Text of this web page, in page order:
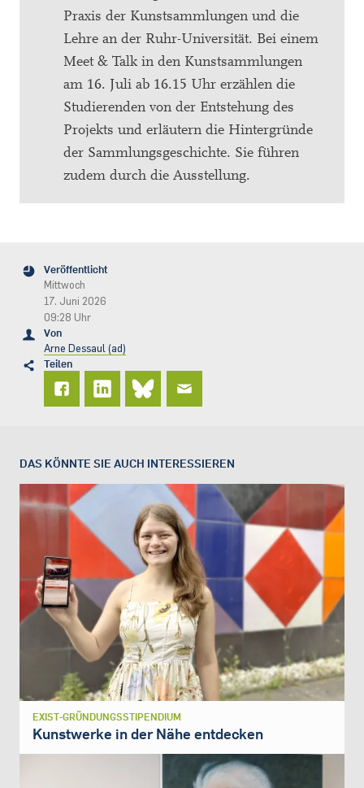
Praxis der Kunstsammlungen und die
Lehre an der Ruhr-Universität. Bei einem
Meet & Talk in den Kunstsammlungen
am 16. Juli ab 16.15 Uhr erzählen die
Studierenden von der Entstehung des
Projekts und erläutern die Hintergründe
der Sammlungsgeschichte. Sie führen
zudem durch die Ausstellung.
Veröffentlicht
Mittwoch
17. Juni 2026
09:28 Uhr
Von
Arne Dessaul (ad)
Teilen
DAS KÖNNTE SIE AUCH INTERESSIEREN
EXIST-GRÜNDUNGSSTIPENDIUM
Kunstwerke in der Nähe entdecken